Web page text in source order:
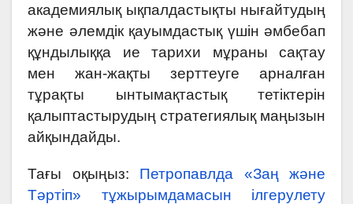
академиялық ықпалдастықты нығайтудың
және әлемдік қауымдастық үшін әмбебап
құндылыққа ие тарихи мұраны сақтау
мен жан-жақты зерттеуге арналған
тұрақты ынтымақтастық тетіктерін
қалыптастырудың стратегиялық маңызын
айқындайды.
Тағы оқыңыз: Петропавлда «Заң және
Тәртіп» тұжырымдамасын ілгерулету